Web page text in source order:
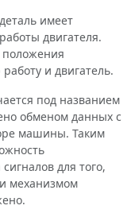
имеет
двигателя.
положения
и двигатель.
под названием
обменом данных с
машины. Таким
для того,
механизмом